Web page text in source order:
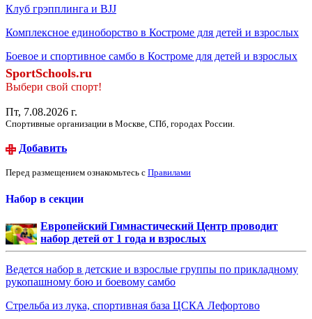
Клуб грэпплинга и BJJ
Комплексное единоборство в Костроме для детей и взрослых
Боевое и спортивное самбо в Костроме для детей и взрослых
SportSchools.ru
Выбери свой спорт!
Пт, 7.08.2026 г.
Спортивные организации в Москве, СПб, городах России.
Добавить
Перед размещением ознакомьтесь с Правилами
Набор в секции
Европейский Гимнастический Центр проводит
набор детей от 1 года и взрослых
Ведется набор в детские и взрослые группы по прикладному
рукопашному бою и боевому самбо
Стрельба из лука, спортивная база ЦСКА Лефортово